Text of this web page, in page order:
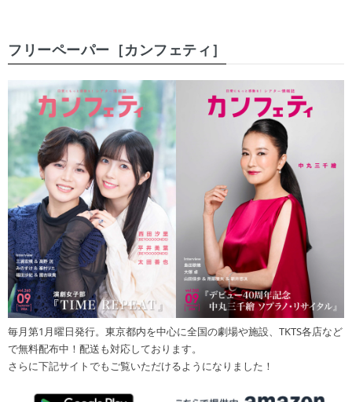
フリーペーパー［カンフェティ］
毎月第1月曜日発行。東京都内を中心に全国の劇場や施設、TKTS各店など
で無料配布中！配送も対応しております。
さらに下記サイトでもご覧いただけるようになりました！